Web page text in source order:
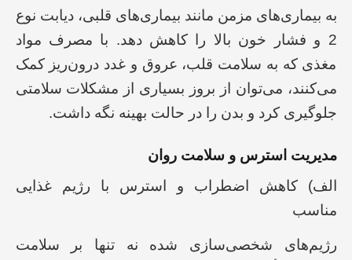
به بیماری‌های مزمن مانند بیماری‌های قلبی، دیابت نوع
2 و فشار خون بالا را کاهش دهد. با مصرف مواد
مغذی که به سلامت قلب، عروق و غدد درون‌ریز کمک
می‌کنند، می‌توان از بروز بسیاری از مشکلات سلامتی
جلوگیری کرد و بدن را در حالت بهینه نگه داشت.
مدیریت استرس و سلامت روان
الف) کاهش اضطراب و استرس با رژیم غذایی
مناسب
رژیم‌های شخصی‌سازی شده نه تنها بر سلامت